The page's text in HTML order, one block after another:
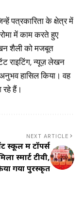
पत्रकारिता के क्षेत्र में
में काम करते हुए
शैली को मजबूत
राइटिंग, न्यूज़ लेखन
हासिल किया। वह
रहे हैं।
NEXT ARTICLE
स्कूल में टॉपर्स
स्मार्ट टीवी,
गया पुरस्कृत